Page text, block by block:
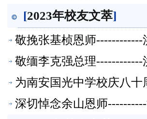
[2023年校友文萃]
敬挽张基桢恩师
敬缅李克强总理
为南安国光中学校庆八
萃】
深切悼念余山恩师